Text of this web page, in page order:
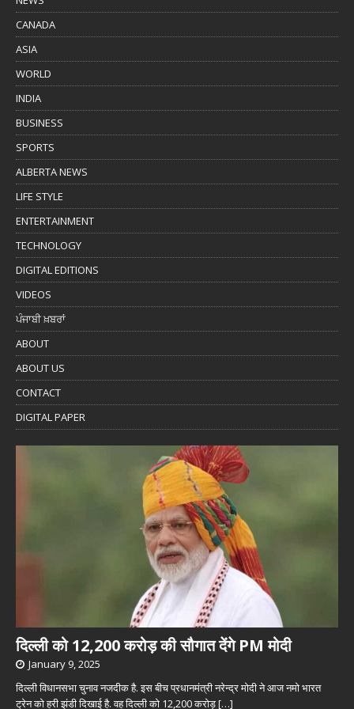
CANADA
ASIA
WORLD
INDIA
BUSINESS
SPORTS
ALBERTA NEWS
LIFE STYLE
ENTERTAINMENT
TECHNOLOGY
DIGITAL EDITIONS
VIDEOS
ਪੰਜਾਬੀ ਖ਼ਬਰਾਂ
ABOUT
ABOUT US
CONTACT
DIGITAL PAPER
दिल्ली को 12,200 करोड़ की सौगात देंगे PM मोदी
January 9, 2025
दिल्ली विधानसभा चुनाव नजदीक है. इस बीच प्रधानमंत्री नरेन्द्र मोदी ने आज नमो भारत
ट्रेन को हरी झंडी दिखाई है. वह दिल्ली को 12,200 करोड़[…]